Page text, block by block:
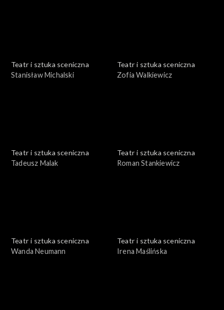
Teatr i sztuka sceniczna
Stanisław Michalski
Teatr i sztuka sceniczna
Zofia Walkiewicz
Teatr i sztuka sceniczna
Tadeusz Malak
Teatr i sztuka sceniczna
Roman Stankiewicz
Teatr i sztuka sceniczna
Wanda Neumann
Teatr i sztuka sceniczna
Irena Maślińska